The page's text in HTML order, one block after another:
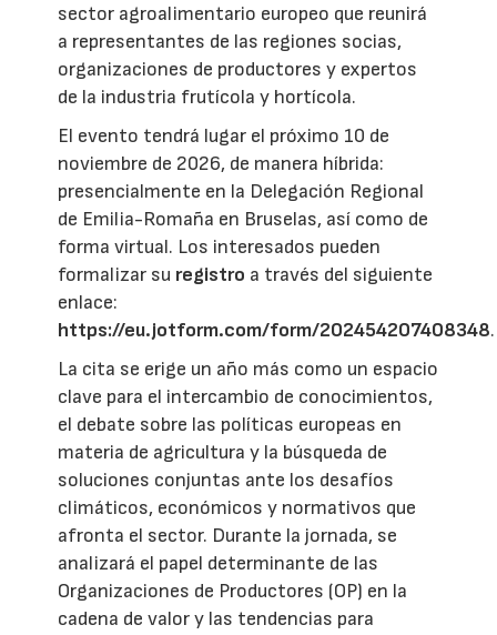
sector agroalimentario europeo que reunirá
a representantes de las regiones socias,
organizaciones de productores y expertos
de la industria frutícola y hortícola.
El evento tendrá lugar el próximo 10 de
noviembre de 2026, de manera híbrida:
presencialmente en la Delegación Regional
de Emilia-Romaña en Bruselas, así como de
forma virtual. Los interesados pueden
formalizar su registro a través del siguiente
enlace:
https://eu.jotform.com/form/202454207408348.
La cita se erige un año más como un espacio
clave para el intercambio de conocimientos,
el debate sobre las políticas europeas en
materia de agricultura y la búsqueda de
soluciones conjuntas ante los desafíos
climáticos, económicos y normativos que
afronta el sector. Durante la jornada, se
analizará el papel determinante de las
Organizaciones de Productores (OP) en la
cadena de valor y las tendencias para